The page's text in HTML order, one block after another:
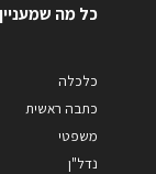
כל מה שמעניין
כלכלה
כתבה ראשית
משפטי
נדל"ן